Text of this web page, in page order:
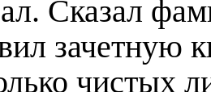
Сказал
зачетную
чистых